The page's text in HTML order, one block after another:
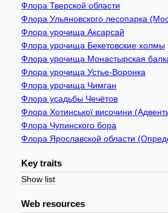
Флора Тверской области
Флора Ульяновского лесопарка
Флора урочища Аксарсай
Флора урочища Бекетовские холмы
Флора урочища Монастырская
Флора урочища Устье-Воронка
Флора урочища Чимган
Флора усадьбы Чечётов
Флора Хотинської височини
Флора Чупинского бора
Флора Ярославской области
Key traits
Show list
Web resources